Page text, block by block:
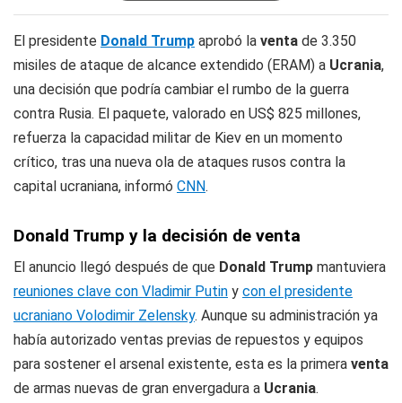
El presidente Donald Trump aprobó la venta de 3.350
misiles de ataque de alcance extendido (ERAM) a Ucrania,
una decisión que podría cambiar el rumbo de la guerra
contra Rusia. El paquete, valorado en US$ 825 millones,
refuerza la capacidad militar de Kiev en un momento
crítico, tras una nueva ola de ataques rusos contra la
capital ucraniana, informó CNN.
Donald Trump y la decisión de venta
El anuncio llegó después de que Donald Trump mantuviera
reuniones clave con Vladimir Putin y con el presidente
ucraniano Volodimir Zelensky. Aunque su administración ya
había autorizado ventas previas de repuestos y equipos
para sostener el arsenal existente, esta es la primera venta
de armas nuevas de gran envergadura a Ucrania.